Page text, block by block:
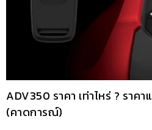
ADV350 ราคา เท่าไหร่ ? ราค
(คาดการณ์)